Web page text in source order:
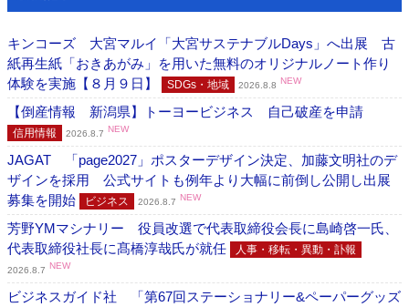
キンコーズ 大宮マルイ「大宮サステナブルDays」へ出展 古
紙再生紙「おきあがみ」を用いた無料のオリジナルノート作り
体験を実施【８月９日】
SDGs・地域 2026.8.8 NEW
【倒産情報 新潟県】トーヨービジネス 自己破産を申請
信用情報 2026.8.7 NEW
JAGAT 「page2027」ポスターデザイン決定、加藤文明社のデ
ザインを採用 公式サイトも例年より大幅に前倒し公開し出展
募集を開始
ビジネス 2026.8.7 NEW
芳野YMマシナリー 役員改選で代表取締役会長に島崎啓一氏、
代表取締役社長に髙橋淳哉氏が就任
人事・移転・異動・訃報
2026.8.7 NEW
ビジネスガイド社 「第67回ステーショナリー&ペーパーグッズ